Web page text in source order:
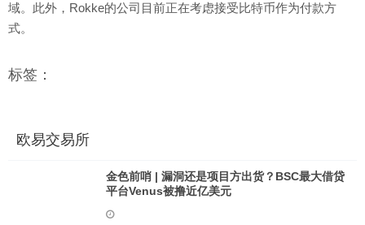
域。此外，Rokke的公司目前正在考虑接受比特币作为付款方
式。
标签：
欧易交易所
金色前哨 | 漏洞还是项目方出货？BSC最大借贷
平台Venus被撸近亿美元